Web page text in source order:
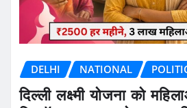
DELHI NATIONAL
दिल्ली लक्ष्मी योजना को